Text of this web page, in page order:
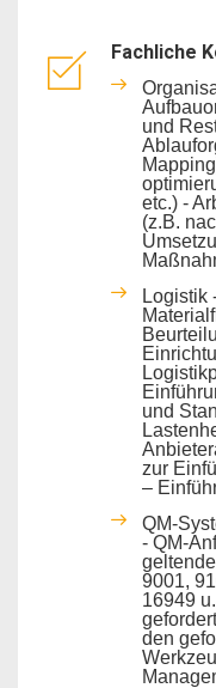
Fachliche
und
etc.) -
(z.B.
Logistik
und
zur
–
QM-
- QM-
9001,
16949
den